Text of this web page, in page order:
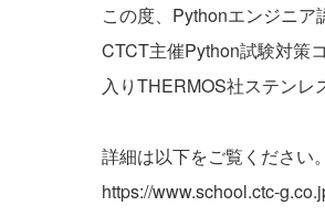
この度、Pythonエンジニア
CTCT主催Python試験対策
入りTHERMOS社ステンレ
詳細は以下をご覧ください。
https://www.school.ctc-